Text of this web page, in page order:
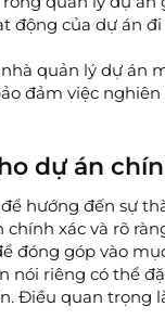
động của dự án
quản lý dự án
đảm việc
dự án
hướng đến sự
xác và rõ
đóng góp vào
nói riêng có thể
Điều quan trọng